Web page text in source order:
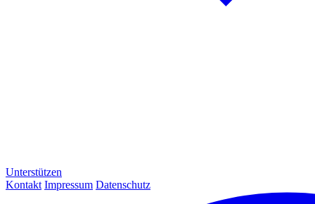
Unterstützen
Kontakt Impressum Datenschutz